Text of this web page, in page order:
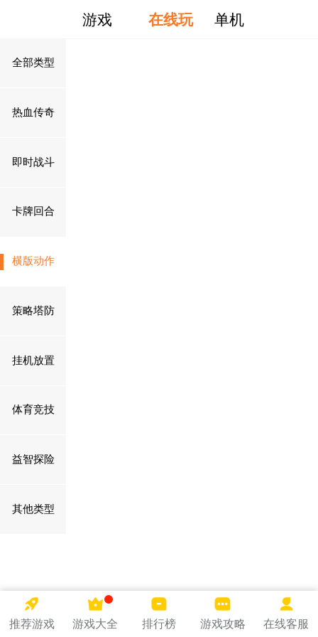
游戏 在线玩 单机
全部类型
热血传奇
即时战斗
卡牌回合
横版动作
策略塔防
挂机放置
体育竞技
益智探险
其他类型
推荐游戏 游戏大全 排行榜 游戏攻略 在线客服